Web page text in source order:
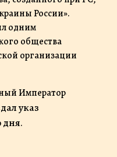
России».
одним
общества
организации
указ
дня.